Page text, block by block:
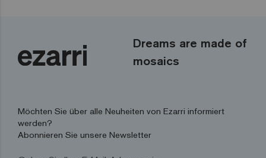
Dreams are made of
mosaics
Möchten Sie über alle Neuheiten von Ezarri informiert
werden?
Abonnieren Sie unsere Newsletter